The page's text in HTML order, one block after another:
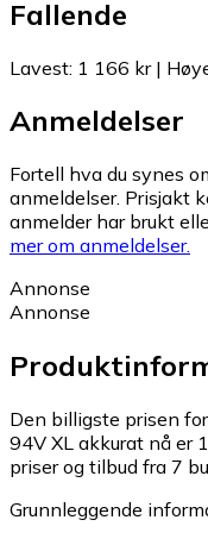
Fallende
Lavest: 1 166 kr|
Anmeldelser
Fortell hva du synes
anmeldelser. Prisjakt
anmelder har brukt
mer om anmeldelser.
Annonse
Annonse
Den billigste prisen
94V XL akkurat nå er
priser og tilbud fra 7
Grunnleggende